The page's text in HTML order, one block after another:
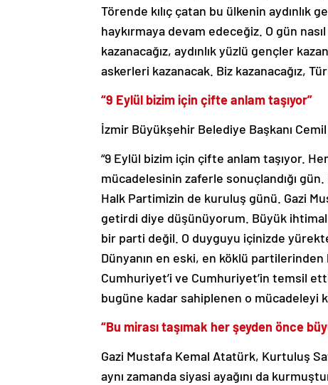
Törende kılıç çatan bu ülkenin aydınlık
haykırmaya devam edeceğiz. O gün
kazanacağız, aydınlık yüzlü gençler
askerleri kazanacak. Biz kazanacağız,
“9 Eylül bizim için çifte anlam taşıyor”
İzmir Büyükşehir Belediye Başkanı
“9 Eylül bizim için çifte anlam taşıyor.
mücadelesinin zaferle sonuçlandığı
Halk Partimizin de kuruluş günü. Gazi
getirdi diye düşünüyorum. Büyük
bir parti değil. O duyguyu içinizde
Dünyanın en eski, en köklü
Cumhuriyet’i ve Cumhuriyet’in temsil
bugüne kadar sahiplenen o
“Bu mirası taşımak her şeyden önce
Gazi Mustafa Kemal Atatürk, Kurtuluş
aynı zamanda siyasi ayağını da